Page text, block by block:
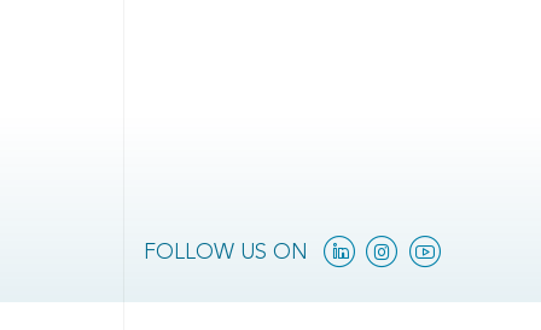
FOLLOW US ON LinkedinInstagramYoutube